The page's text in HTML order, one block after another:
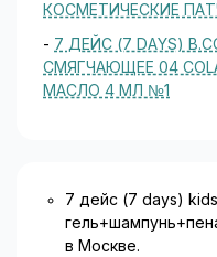
КОСМЕТИЧЕСКИЕ
- 7 ДЕЙС (7 DAYS)
СМЯГЧАЮЩЕЕ 04
МАСЛО 4 МЛ №1
7 дейс (7 days)
в Москве.